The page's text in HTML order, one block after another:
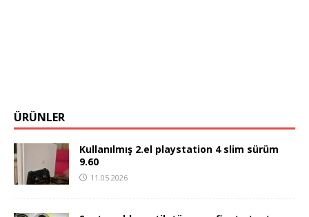
ÜRÜNLER
Kullanılmış 2.el playstation 4 slim sürüm
9.60
11.05.2026